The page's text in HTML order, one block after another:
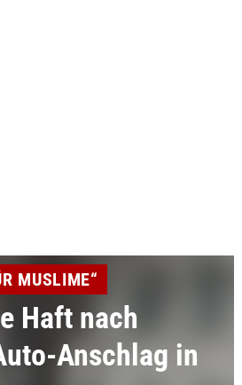
MUSLIME“
Haft nach
Anschlag in